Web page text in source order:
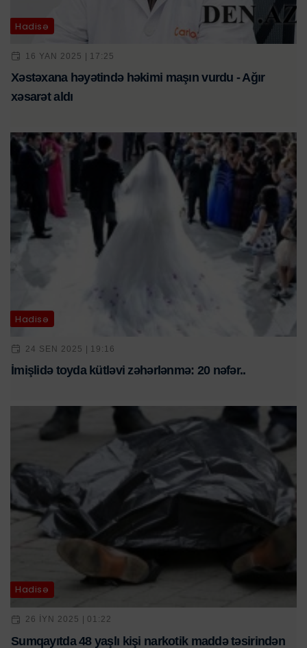
Hadisə
16 YAN 2025 | 17:25
Xəstəxana həyətində həkimi maşın vurdu - Ağır
xəsarət aldı
Hadisə
24 SEN 2025 | 19:16
İmişlidə toyda kütləvi zəhərlənmə: 20 nəfər..
Hadisə
26 IYN 2025 | 01:22
Sumqayıtda 48 yaşlı kişi narkotik maddə təsirindən